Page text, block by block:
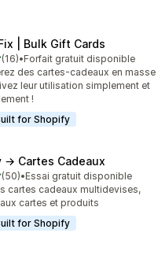
| Bulk Gift Cards
sur 5
(16)au total
•Forfait gratuit disponible
des cartes-cadeaux en masse
leur utilisation simplement et
!
for Shopify
→ Cartes Cadeaux
sur 5
(50)au total
•Essai gratuit disponible
cartes cadeaux multidevises,
cartes et produits
for Shopify